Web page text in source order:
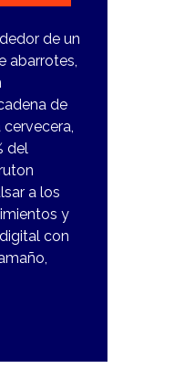
de un
abarrotes,
de
del
a los
y
con